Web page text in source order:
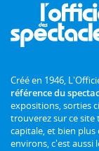
Créé en 1946,
référence du
expositions, sorties
trouverez sur ce
capitale, et bien plus
environs, c'est aussi